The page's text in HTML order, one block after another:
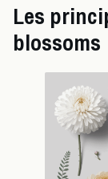
Les
blossoms